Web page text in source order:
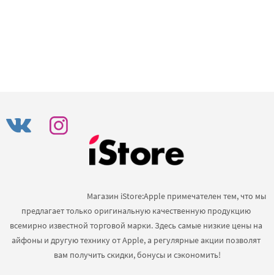
предлагает только оригинальную качественную продукцию
всемирно известной торговой марки. Здесь самые низкие цены на
айфоны и другую технику от Apple, а регулярные акции позволят
вам получить скидки, бонусы и сэкономить!